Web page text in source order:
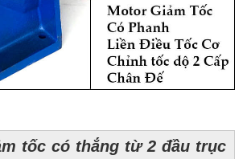
tốc có thắng từ 2 đầu trục